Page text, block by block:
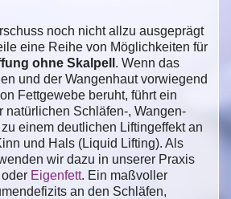
noch nicht allzu ausgeprägt
eine Reihe von Möglichkeiten für
ohne Skalpell . Wenn das
und der Wangenhaut vorwiegend
Fettgewebe beruht, führt ein
natürlichen Schläfen-, Wangen-
einem deutlichen Liftingeffekt an
und Hals (Liquid Lifting). Als
wir dazu in unserer Praxis
oder Eigenfett. Ein maßvoller
an den Schläfen,